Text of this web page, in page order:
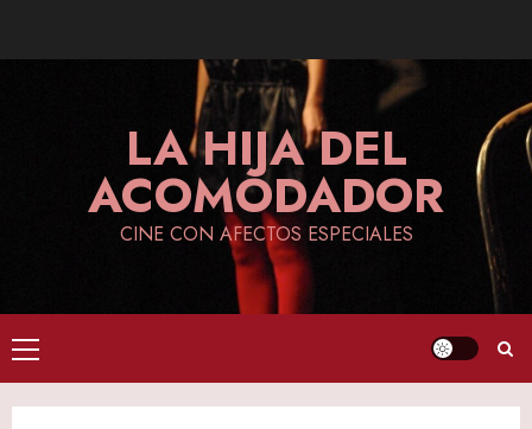
LA HIJA DEL
ACOMODADOR
CINE CON AFECTOS ESPECIALES
Primary
Menu